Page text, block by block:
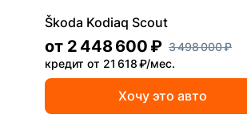
Škoda Kodiaq Scout
от 2 448 600 ₽ 3 498 000 ₽
кредит от 21 618 ₽/мес.
Хочу это авто